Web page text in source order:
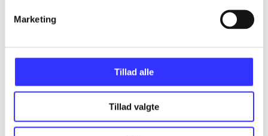
Marketing
Tillad alle
Tillad valgte